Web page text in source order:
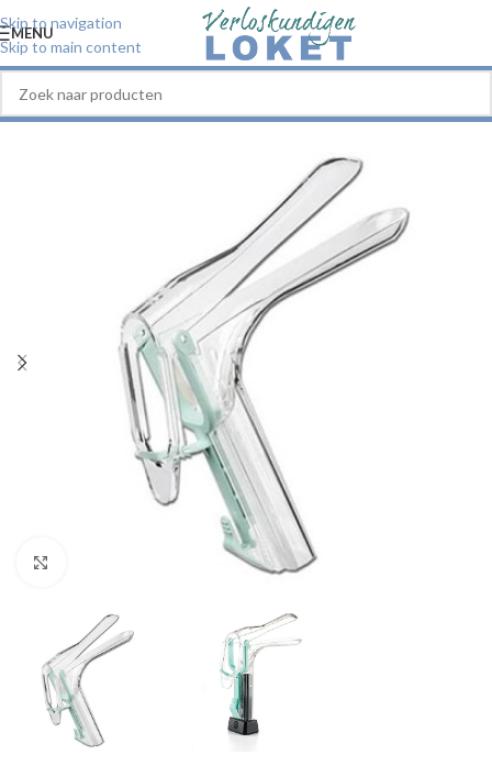
Skip to navigation
Skip to main content
MENU